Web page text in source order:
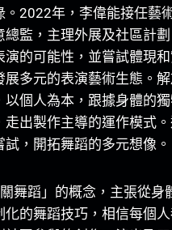
2022年，李偉能接任藝
總監，主理外展及社區計劃
演的可能性，並嘗試體現
多元的表演藝術生態。解
以個人為本，跟據身體的
出製作主導的運作模式。
，開拓舞蹈的多元想像。
舞蹈」的概念，主張從身
化的舞蹈技巧，相信每個